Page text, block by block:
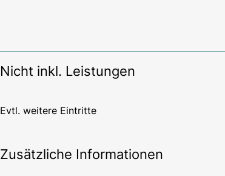
Nicht inkl. Leistungen
Evtl. weitere Eintritte
Zusätzliche Informationen